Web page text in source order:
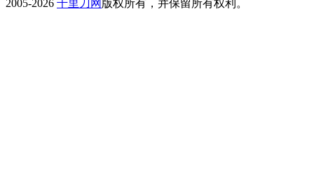
2005-2026 千里刀网 版权所有，并保留所有权利。